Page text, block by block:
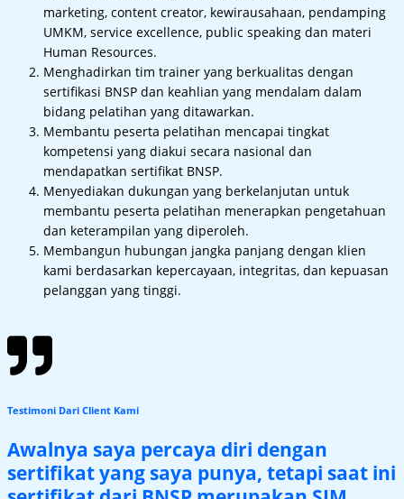
marketing, content creator, kewirausahaan, pendamping
UMKM, service excellence, public speaking dan materi
Human Resources.
Menghadirkan tim trainer yang berkualitas dengan
sertifikasi BNSP dan keahlian yang mendalam dalam
bidang pelatihan yang ditawarkan.
Membantu peserta pelatihan mencapai tingkat
kompetensi yang diakui secara nasional dan
mendapatkan sertifikat BNSP.
Menyediakan dukungan yang berkelanjutan untuk
membantu peserta pelatihan menerapkan pengetahuan
dan keterampilan yang diperoleh.
Membangun hubungan jangka panjang dengan klien
kami berdasarkan kepercayaan, integritas, dan kepuasan
pelanggan yang tinggi.
Testimoni Dari Client Kami
Awalnya saya percaya diri dengan
sertifikat yang saya punya, tetapi saat ini